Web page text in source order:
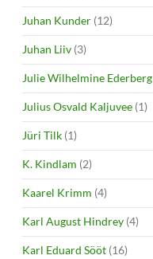
Juhan Kunder (12)
Juhan Liiv (3)
Julie Wilhelmine Ederberg
Julius Osvald Kaljuvee (1)
Jüri Tilk (1)
K. Kindlam (2)
Kaarel Krimm (4)
Karl August Hindrey (4)
Karl Eduard Sööt (16)